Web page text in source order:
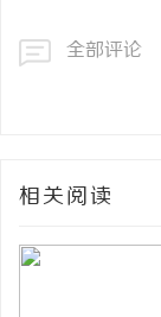
全部评论
相关阅读